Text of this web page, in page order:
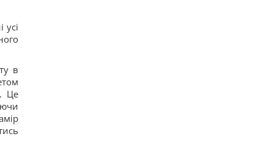
усі
в
Це